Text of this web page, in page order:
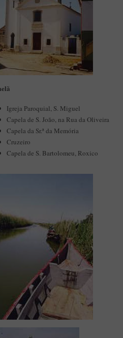
Igreja Paroquial, S. Miguel
Capela de S. João, na Rua da Oliveira
Capela da Sr.ª da Memória
Cruzeiro
Capela de S. Bartolomeu, Roxico